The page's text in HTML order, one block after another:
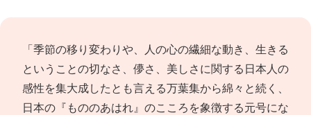
「季節の移り変わりや、人の心の繊細な動き、生きる
ということの切なさ、儚さ、美しさに関する日本人の
感性を集大成したとも言える万葉集から綿々と続く、
日本の『もののあはれ』のこころを象徴する元号にな